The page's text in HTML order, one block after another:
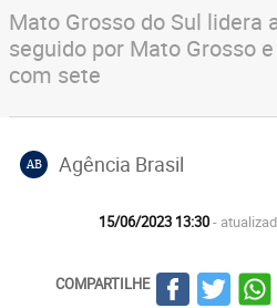
Mato Grosso do Sul lidera
seguido por Mato Grosso
com sete
AB Agência Brasil
15/06/2023 13:30-
COMPARTILHE